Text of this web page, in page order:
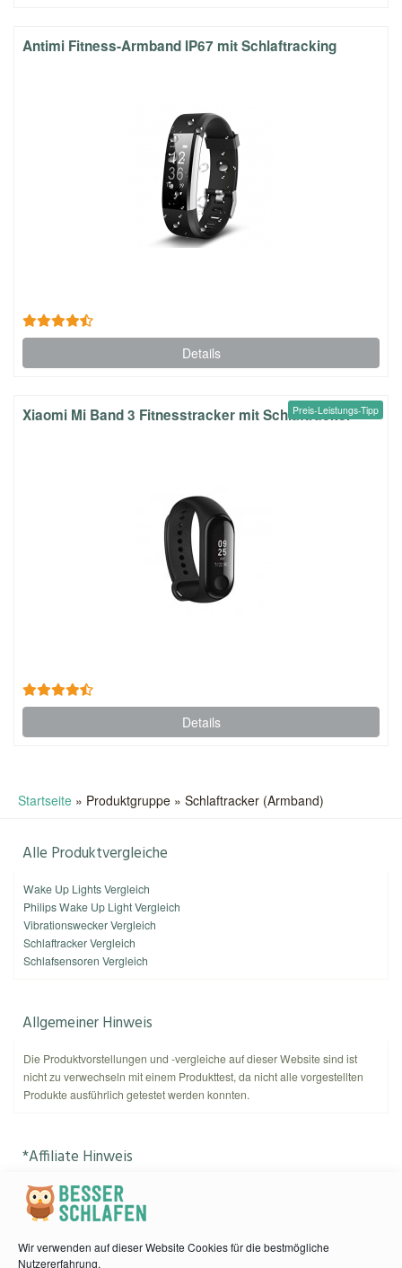
Wir verwenden auf dieser Website Cookies für die bestmögliche
Nutzererfahrung.
Antimi Fitness-Armband IP67 mit Schlaftracking
Details
Preis-Leistungs-Tipp
Xiaomi Mi Band 3 Fitnesstracker mit Schlaftracker
Details
Startseite» Produktgruppe» Schlaftracker (Armband)
Alle Produktvergleiche
Wake Up Lights Vergleich
Philips Wake Up Light Vergleich
Vibrationswecker Vergleich
Schlaftracker Vergleich
Schlafsensoren Vergleich
Allgemeiner Hinweis
Die Produktvorstellungen und -vergleiche auf dieser Website sind ist
nicht zu verwechseln mit einem Produkttest, da nicht alle vorgestellten
Produkte ausführlich getestet werden konnten.
*Affiliate Hinweis
Als Amazon-Partner verdient
Käufen. Amazon und das Amazon-Logo sind Warenzeichen von